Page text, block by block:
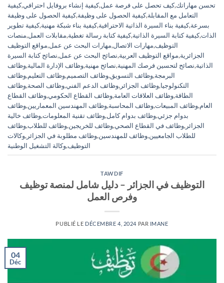
تحسن مهاراتك,كيف تحصل على فرصة عمل,كيفية إنشاء بروفايل احترافي,كيفية
التعامل مع المقابلة,كيفية الحصول على وظيفة,كيفية الحصول على وظيفة
بسرعة,كيفية بناء السيرة الذاتية الاحترافية,كيفية بناء شبكة مهنية,كيفية تطوير
الذات,كيفية كتابة السيرة الذاتية,كيفية كتابة رسالة تغطية,مقابلات العمل,منصات
التوظيف,مهارات الاتصال,مهارات البحث عن عمل,مواقع التوظيف
الجزائرية,مواقع التوظيف العربية,نصائح البحث عن عمل,نصائح كتابة السيرة
الذاتية,نصائح لتحسين فرصك المهنية,نصائح مهنية,وظائف الإدارة المالية,وظائف
البرمجة,وظائف التسويق,وظائف التصميم,وظائف التعليم,وظائف
التكنولوجيا,وظائف الجزائر ,وظائف الدعم الفني,وظائف الصحة,وظائف
الطاقة,وظائف العلاقات العامة,وظائف القطاع الحكومي,وظائف القطاع
العام,وظائف المبيعات,وظائف المحاسبة,وظائف المهندسين المعماريين,وظائف
بدوام جزئي,وظائف بدوام كامل,وظائف تقنية المعلومات,وظائف خالية
الجزائر ,وظائف في القطاع الصحي,وظائف للخريجين,وظائف للطلاب,وظائف
للطلاب الجامعيين,وظائف للمهندسين,وظائف مطلوبة في الجزائر ,وكالات
التوظيف,وكالة التشغيل الوطنية
TAWDIF
التوظيف في الجزائر – دليل شامل لمنصة توظيف
وفرص العمل
PUBLIÉ LE DÉCEMBRE 4, 2024 PAR IMANE
04
Déc